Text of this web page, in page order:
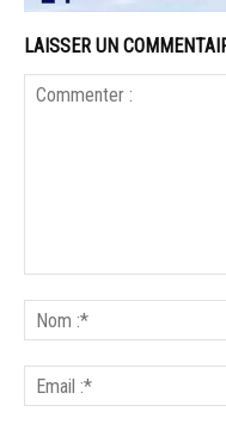
LAISSER UN